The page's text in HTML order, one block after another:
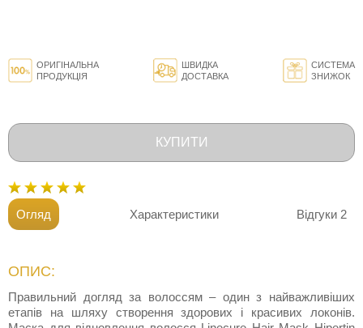
ОРИГІНАЛЬНА
ПРОДУКЦІЯ
ШВИДКА
ДОСТАВКА
СИСТЕМА
ЗНИЖОК
КУПИТИ
Огляд Характеристики Відгуки 2
ОПИС:
Правильний догляд за волоссям – один з найважливіших
етапів на шляху створення здорових і красивих локонів.